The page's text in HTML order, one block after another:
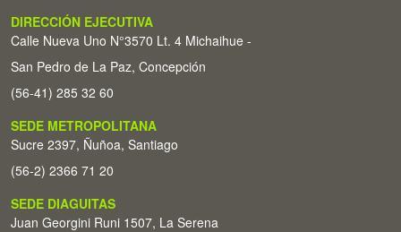
DIRECCIÓN EJECUTIVA
Calle Nueva Uno N°3570 Lt. 4 Michaihue -
San Pedro de La Paz, Concepción
(56-41) 285 32 60
SEDE METROPOLITANA
Sucre 2397, Ñuñoa, Santiago
(56-2) 2366 71 20
SEDE DIAGUITAS
Juan Georgini Runi 1507, La Serena